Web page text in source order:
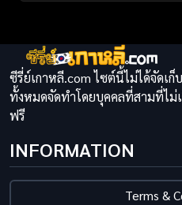
ซีรี่ย์เกาหลี.com ไซต์นี้ไม่ได้จัดเ
ทั้งหมดจัดทำโดยบุคคลที่สามที่ไม่
ฟรี
INFORMATION
Terms &